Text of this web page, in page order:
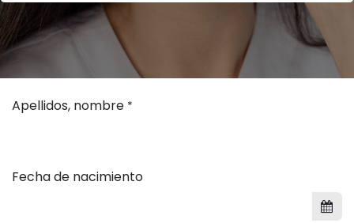
Apellidos, nombre *
Fecha de nacimiento